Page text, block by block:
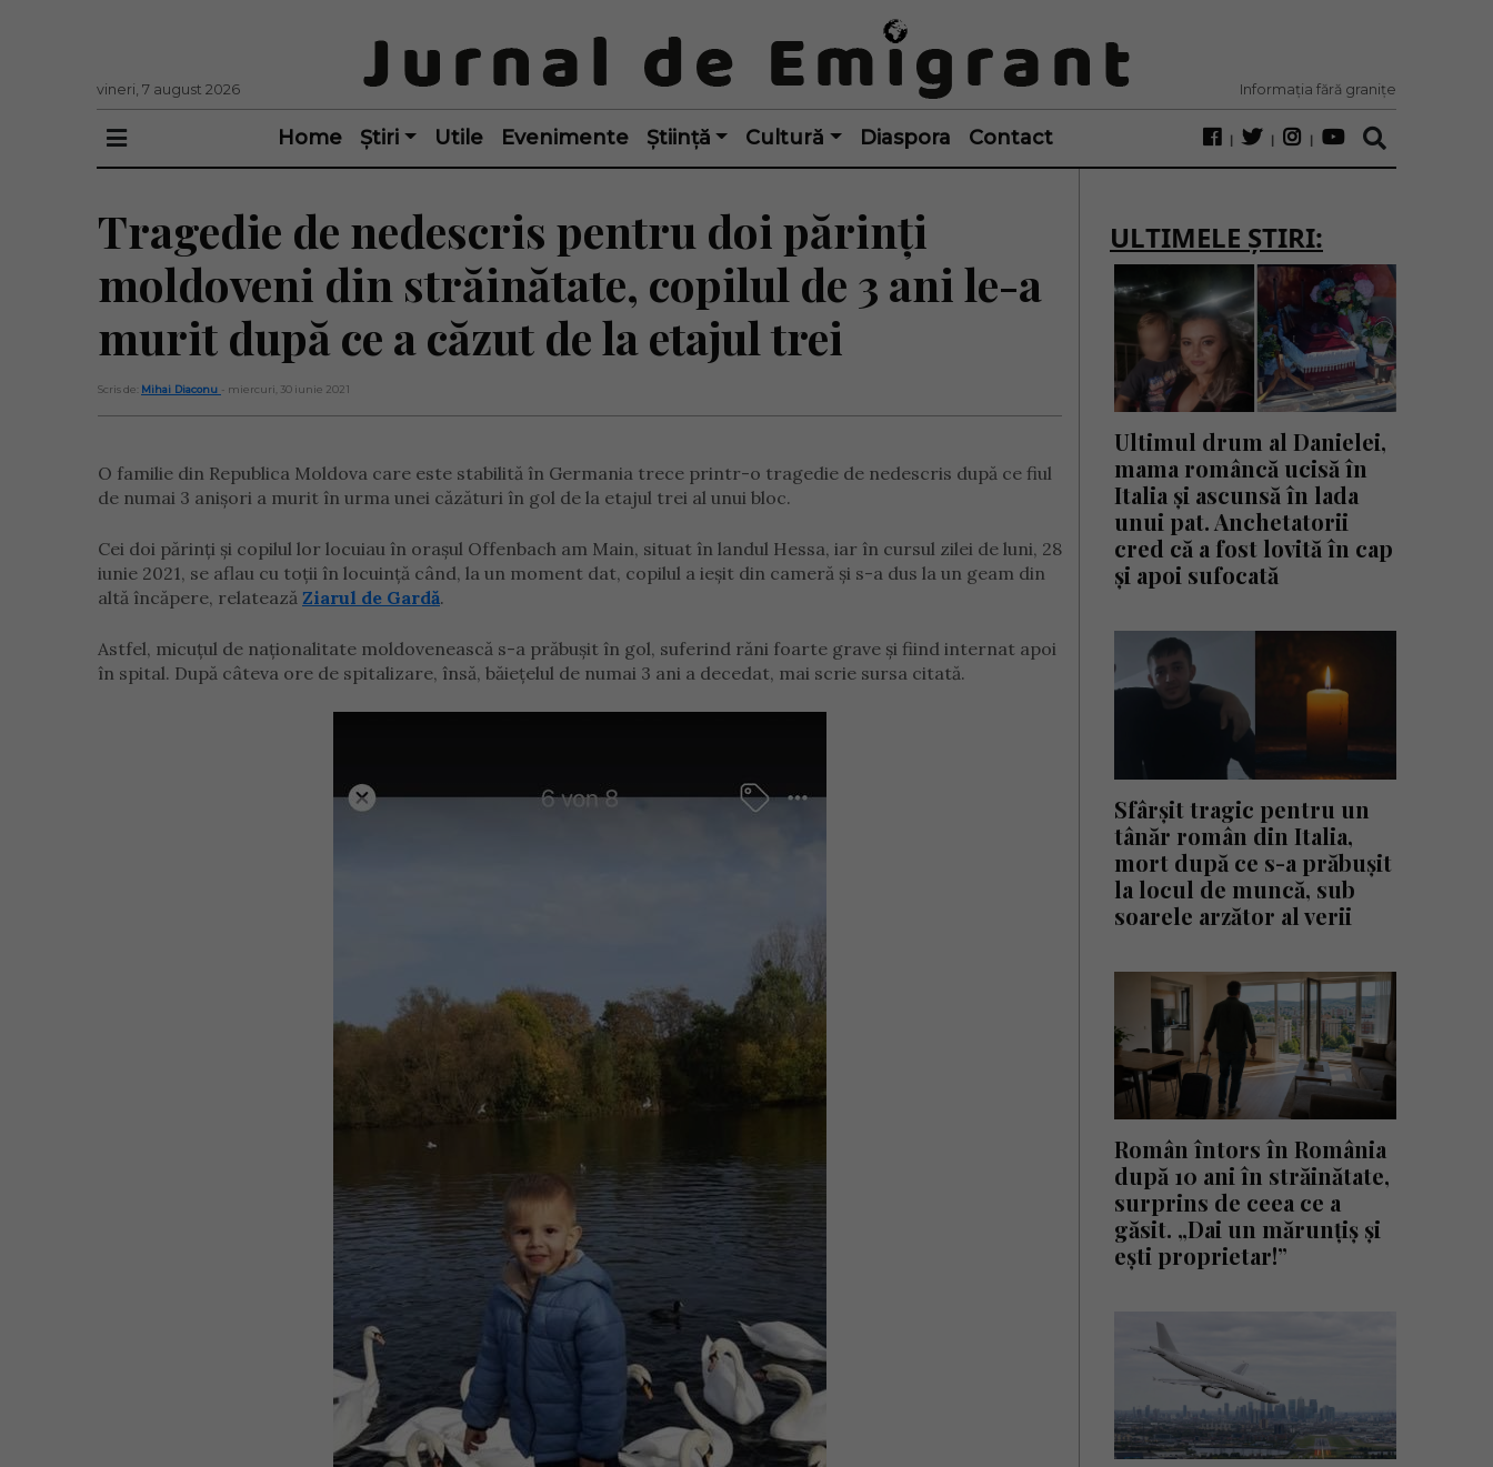
vineri, 7 august 2026 Informația fără granițe
Home Știri Utile Evenimente Știință Cultură Diaspora Contact
Tragedie de nedescris pentru doi părinți
moldoveni din străinătate, copilul de 3 ani le-a
murit după ce a căzut de la etajul trei
Scris de: Mihai Diaconu - miercuri, 30 iunie 2021
O familie din Republica Moldova care este stabilită în Germania trece printr-o tragedie de nedescris după ce fiul
de numai 3 anișori a murit în urma unei căzături în gol de la etajul trei al unui bloc.
Cei doi părinți și copilul lor locuiau în orașul Offenbach am Main, situat în landul Hessa, iar în cursul zilei de luni, 28
iunie 2021, se aflau cu toții în locuință când, la un moment dat, copilul a ieșit din cameră și s-a dus la un geam din
altă încăpere, relatează Ziarul de Gardă.
Astfel, micuțul de naționalitate moldovenească s-a prăbușit în gol, suferind răni foarte grave și fiind internat apoi
în spital. După câteva ore de spitalizare, însă, băiețelul de numai 3 ani a decedat, mai scrie sursa citată.
ULTIMELE ȘTIRI:
Ultimul drum al Danielei,
mama româncă ucisă în
Italia și ascunsă în lada
unui pat. Anchetatorii
cred că a fost lovită în cap
și apoi sufocată
Sfârșit tragic pentru un
tânăr român din Italia,
mort după ce s-a prăbușit
la locul de muncă, sub
soarele arzător al verii
Român întors în România
după 10 ani în străinătate,
surprins de ceea ce a
găsit. „Dai un mărunțiș și
ești proprietar!”